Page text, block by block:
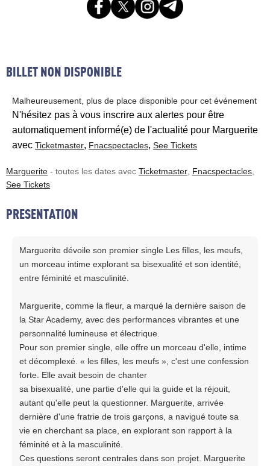
BILLET NON DISPONIBLE
Malheureusement, plus de place disponible pour cet événement
N'hésitez pas à vous inscrire aux alertes pour être
automatiquement informé(e) de l'actualité pour Marguerite
avec Ticketmaster, Fnacspectacles, See Tickets
Marguerite - toutes les dates avec Ticketmaster Fnacspectacles
See Tickets
PRESENTATION
Marguerite dévoile son premier single Les filles, les meufs,
un morceau intime explorant sa bisexualité et son identité,
entre féminité et masculinité.
Marguerite, comme la fleur, a marqué la dernière saison de
la Star Academy, avec des performances vibrantes et une
personnalité lumineuse et électrique.
Pour son premier single, elle offre un morceau d'elle, intime
et décomplexé. « les filles, les meufs », c'est une confession
forte. Elle avait besoin de chanter
sa bisexualité, une partie d'elle qui la guide et la réjouit,
autant qu'elle peut la questionner. Marguerite, arrivée
dernière d'une fratrie de trois garçons, a navigué toute sa
vie en cherchant sa place, en explorant son rapport à la
féminité et à la masculinité.
Ces questions seront centrales dans son projet. Marguerite